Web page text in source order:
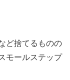
ど捨てるものの
モールステップ